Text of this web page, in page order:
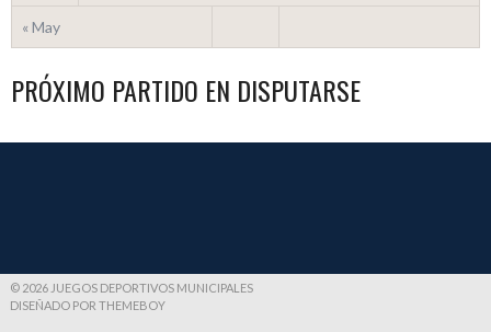
« May
PRÓXIMO PARTIDO EN DISPUTARSE
© 2026 JUEGOS DEPORTIVOS MUNICIPALES
DISEÑADO POR THEMEBOY